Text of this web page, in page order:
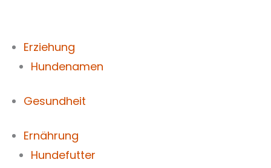
Erziehung
Hundenamen
Gesundheit
Ernährung
Hundefutter